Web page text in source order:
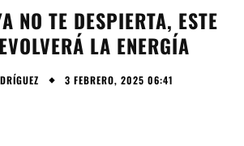
NO TE DESPIERTA, ESTE
LA ENERGÍA
3 FEBRERO, 2025 06:41